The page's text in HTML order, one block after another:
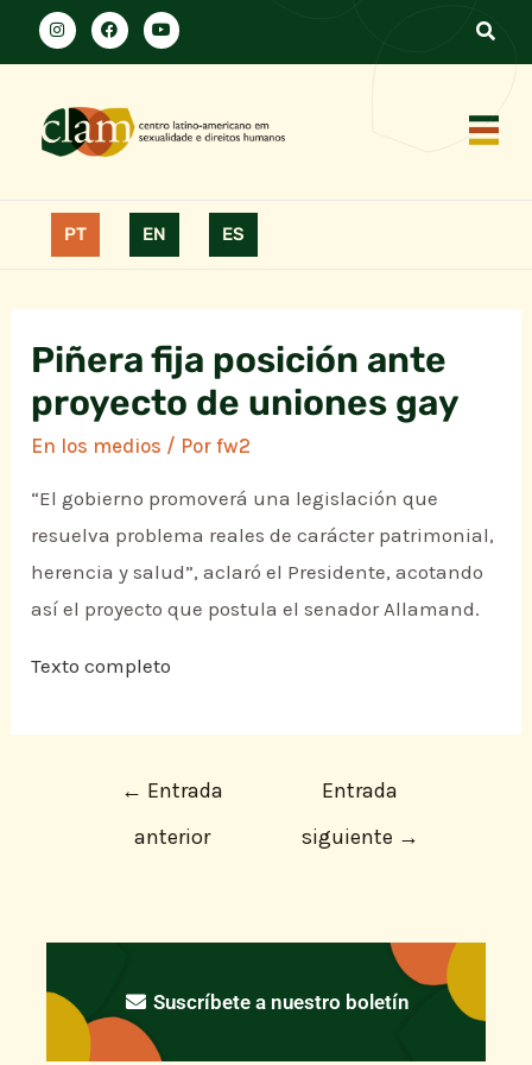
PT EN ES
Piñera fija posición ante
proyecto de uniones gay
En los medios / Porfw2
“El gobierno promoverá una legislación que
resuelva problema reales de carácter patrimonial,
herencia y salud”, aclaró el Presidente, acotando
así el proyecto que postula el senador Allamand.
Texto completo
← Entrada
anterior
Entrada
siguiente →
Suscríbete a nuestro boletín